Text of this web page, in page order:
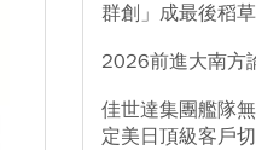
群創」成最後稻草
2026前進大南方
佳世達集團艦隊
定美日頂級客戶